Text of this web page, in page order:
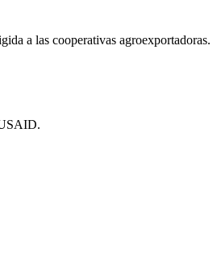
a las cooperativas agroexportadoras.